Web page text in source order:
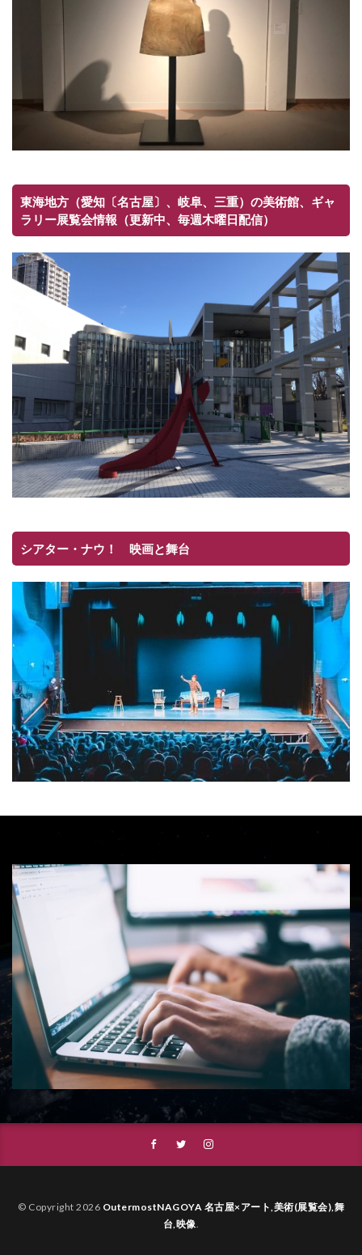
東海地方（愛知〔名古屋〕、岐阜、三重）の美術館、ギャ
ラリー展覧会情報（更新中、毎週木曜日配信）
シアター・ナウ！ 映画と舞台
© Copyright 2026 OutermostNAGOYA 名古屋×アート,美術(展覧会),舞
台,映像.